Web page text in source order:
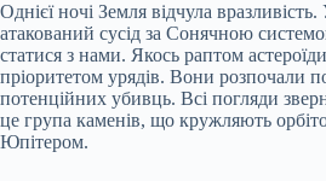
Однієї ночі Земля відчула
атакований сусід за Сонячною
статися з нами. Якось раптом
пріоритетом урядів. Вони розпочали
потенційних убивць. Всі погляди
це група каменів, що кружляють
Юпітером.